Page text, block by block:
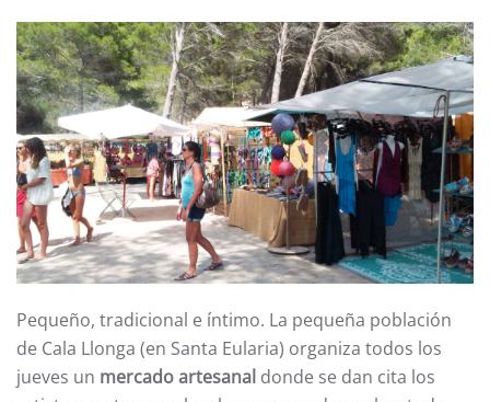
Pequeño, tradicional e íntimo. La pequeña población
de Cala Llonga (en Santa Eularia) organiza todos los
jueves un mercado artesanal donde se dan cita los